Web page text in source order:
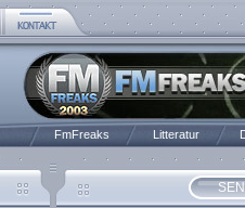
FmFreaks Litteratur